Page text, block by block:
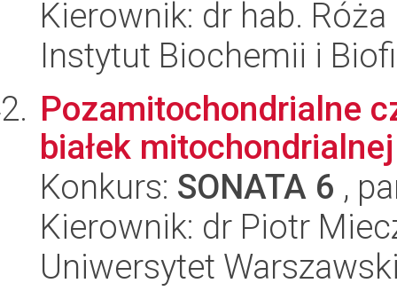
Kierownik: dr hab.
Instytut Biochemii i
Pozamitochondrialne
białek
Konkurs: SONATA 6 ,
Kierownik: dr Piotr
Uniwersytet